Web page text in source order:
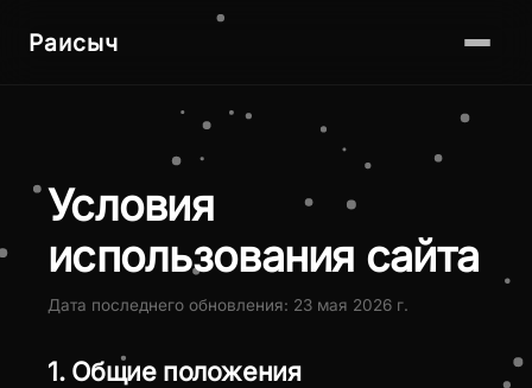
Раисыч
Условия
использования сайта
Дата последнего обновления: 23 мая 2026 г.
1. Общие положения